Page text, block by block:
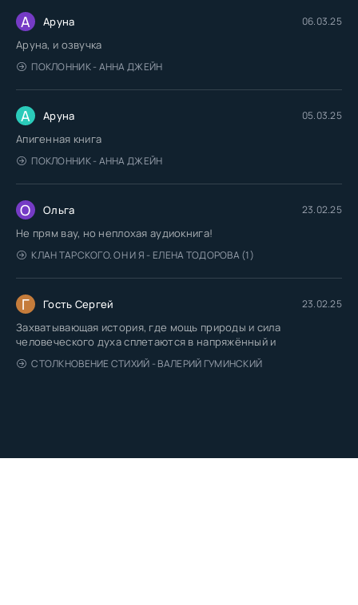
А Аруна 06.03.25
Аруна, и озвучка
ПОКЛОННИК - АННА ДЖЕЙН
А Аруна 05.03.25
Апигенная книга
ПОКЛОННИК - АННА ДЖЕЙН
О Ольга 23.02.25
Не прям вау, но неплохая аудиокнига!
КЛАН ТАРСКОГО. ОН И Я - ЕЛЕНА ТОДОРОВА (1)
Г Гость Сергей 23.02.25
Захватывающая история, где мощь природы и сила
человеческого духа сплетаются в напряжённый и
СТОЛКНОВЕНИЕ СТИХИЙ - ВАЛЕРИЙ ГУМИНСКИЙ